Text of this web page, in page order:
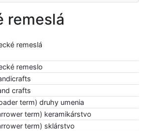
remeslá
remeslá
remeslo
crafts
term) druhy umenia
term) keramikárstvo
term) sklárstvo